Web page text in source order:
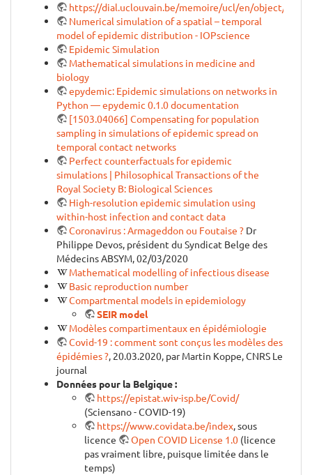
https://dial.uclouvain.be/memoire/ucl/en/object/
Numerical simulation of a spatial – temporal
model of epidemic distribution - IOPscience
Epidemic Simulation
Mathematical simulations in medicine and
biology
epydemic: Epidemic simulations on networks in
Python — epydemic 0.1.0 documentation
[1503.04066] Compensating for population
sampling in simulations of epidemic spread on
temporal contact networks
Perfect counterfactuals for epidemic
simulations | Philosophical Transactions of the
Royal Society B: Biological Sciences
High-resolution epidemic simulation using
within-host infection and contact data
Coronavirus : Armageddon ou Foutaise ? Dr
Philippe Devos, président du Syndicat Belge des
Médecins ABSYM, 02/03/2020
Mathematical modelling of infectious disease
Basic reproduction number
Compartmental models in epidemiology
SEIR model
Modèles compartimentaux en épidémiologie
Covid-19 : comment sont conçus les modèles des
épidémies ?, 20.03.2020, par Martin Koppe, CNRS Le
journal
Données pour la Belgique :
https://epistat.wiv-isp.be/Covid/
(Sciensano - COVID-19)
https://www.covidata.be/index, sous
licence
Open COVID License 1.0 (licence
pas vraiment libre, puisque limitée dans le
temps)